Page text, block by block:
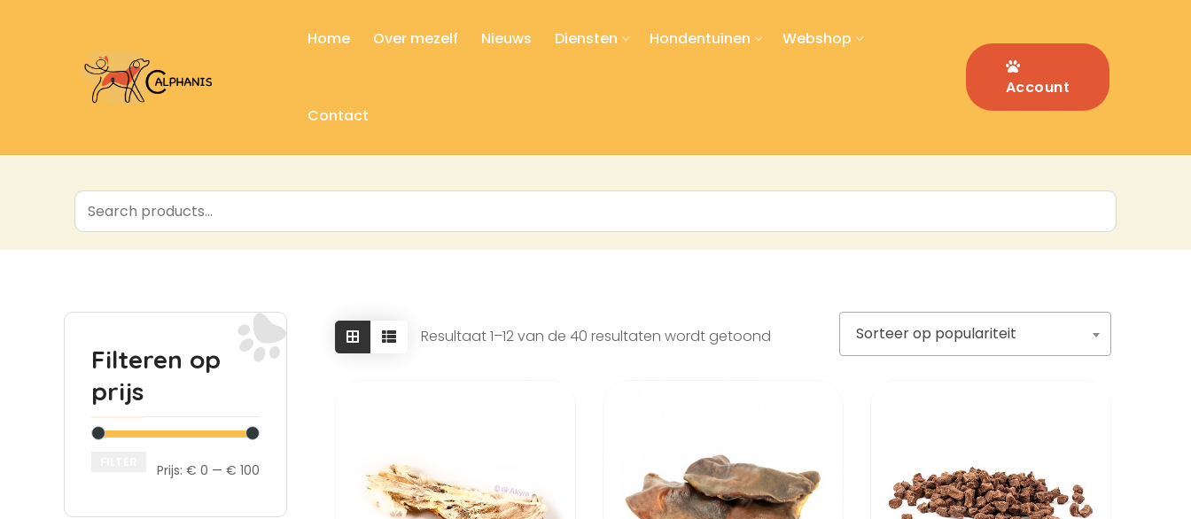
Home Over mezelf Nieuws Diensten Hondentuinen Webshop
Contact
Account
Filteren op
prijs
Prijs: € 0 — € 100
Resultaat 1–12 van de 40 resultaten wordt getoond Sorteer op populariteit